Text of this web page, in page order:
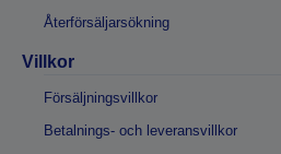
Återförsäljarsökning
Villkor
Försäljningsvillkor
Betalnings- och leveransvillkor